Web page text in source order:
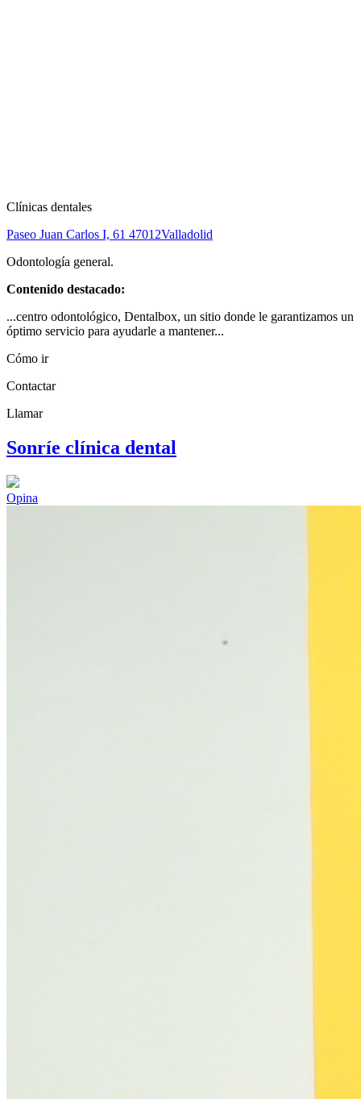
Clínicas dentales
Paseo Juan Carlos I, 61 47012Valladolid
Odontología general.
Contenido destacado:
...centro odontológico, Dentalbox, un sitio donde le garantizamos un
óptimo servicio para ayudarle a mantener...
Cómo ir
Contactar
Llamar
Sonríe clínica dental
Opina